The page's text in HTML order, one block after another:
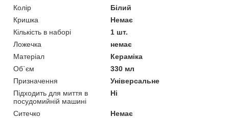
Колір
Білий
Кришка
Немає
Кількість в наборі
1 шт.
Ложечка
немає
Матеріал
Кераміка
Об`єм
330 мл
Призначення
Універсальне
Підходить для миття в
посудомийній машині
Ні
Ситечко
Немає